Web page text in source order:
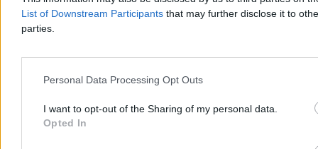
List of Downstream Participants that may further disclose it to
parties.
Personal Data Processing Opt Outs
I want to opt-out of the Sharing of my personal data.
Opted In